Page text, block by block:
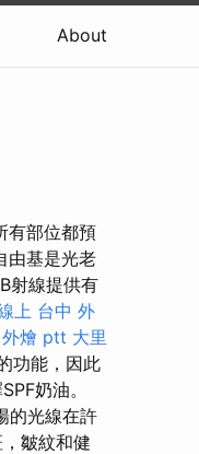
About
有部位都預
由基是光老
射線提供有
上 台中 外
燴 ptt 大里
功能，因此
奶油。
的光線在許
皺紋和健